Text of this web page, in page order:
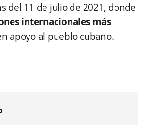
del 11 de julio de 2021, donde
internacionales más
apoyo al pueblo cubano.